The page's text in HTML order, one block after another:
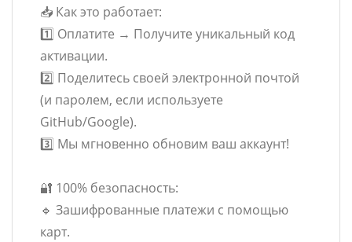
📥 Как это работает:
1️⃣ Оплатите → Получите уникальный код
активации.
2️⃣ Поделитесь своей электронной почтой
(и паролем, если используете
GitHub/Google).
3️⃣ Мы мгновенно обновим ваш аккаунт!
🔐 100% безопасность:
🔹 Зашифрованные платежи с помощью
карт.